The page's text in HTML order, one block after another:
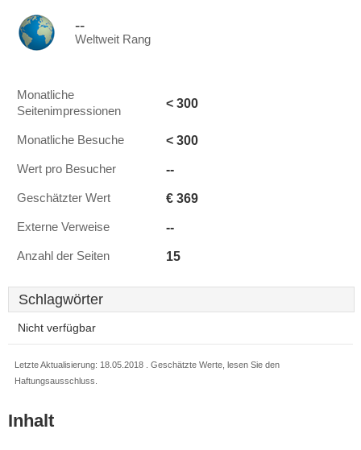
--
Weltweit Rang
Monatliche
Seitenimpressionen
< 300
Monatliche Besuche < 300
Wert pro Besucher --
Geschätzter Wert € 369
Externe Verweise --
Anzahl der Seiten 15
Schlagwörter
Nicht verfügbar
Letzte Aktualisierung: 18.05.2018 . Geschätzte Werte, lesen Sie den
Haftungsausschluss.
Inhalt